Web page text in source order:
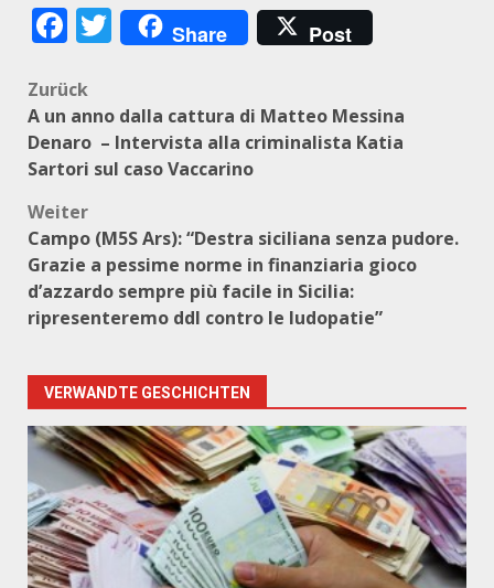
Facebook
Twitter
Share Post
Beitragsnavigation
Zurück
A un anno dalla cattura di Matteo Messina
Denaro – Intervista alla criminalista Katia
Sartori sul caso Vaccarino
Weiter
Campo (M5S Ars): “Destra siciliana senza pudore.
Grazie a pessime norme in finanziaria gioco
d’azzardo sempre più facile in Sicilia:
ripresenteremo ddl contro le ludopatie”
VERWANDTE GESCHICHTEN